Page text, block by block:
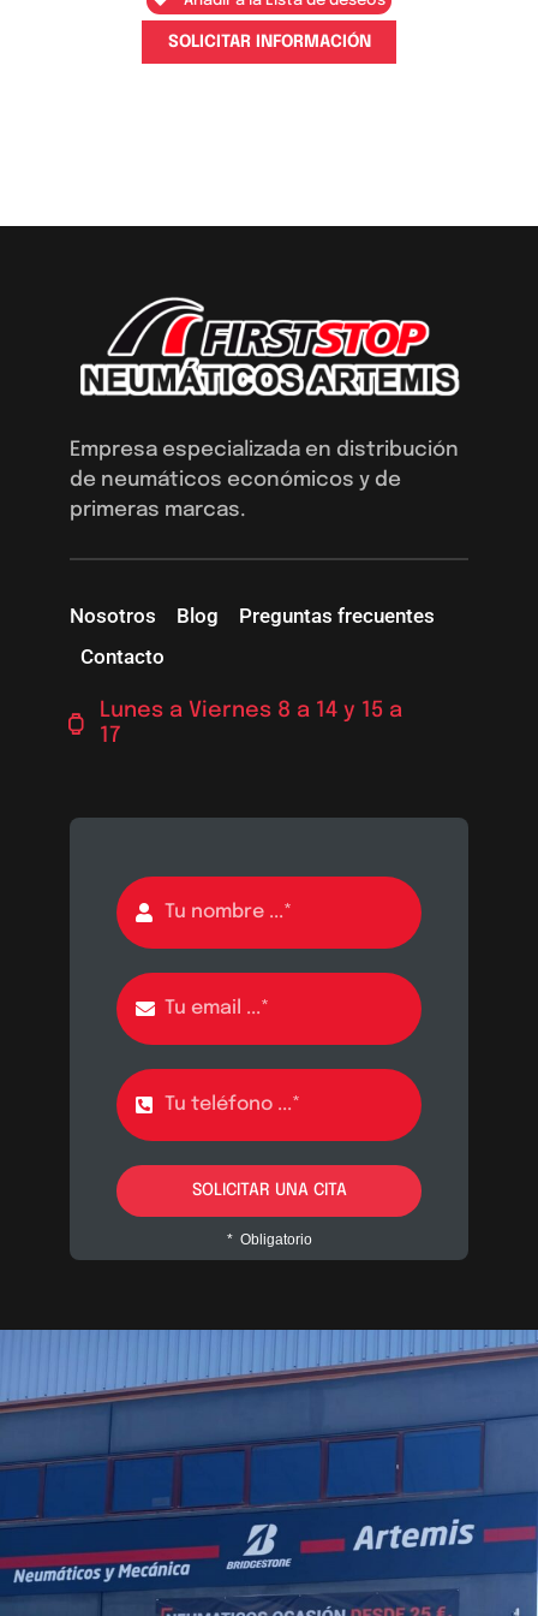
SOLICITAR INFORMACIÓN
Empresa especializada en distribución
de neumáticos económicos y de
primeras marcas.
Nosotros Blog
Preguntas frecuentes
Contacto
Lunes a Viernes 8 a 14 y 15 a
17
SOLICITAR UNA CITA
* Obligatorio